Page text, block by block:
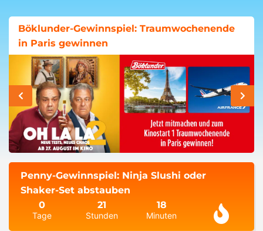
Böklunder-Gewinnspiel: Traumwochenende
in Paris gewinnen
Penny-Gewinnspiel: Ninja Slushi oder
Shaker-Set abstauben
0
Tage
21
Stunden
18
Minuten